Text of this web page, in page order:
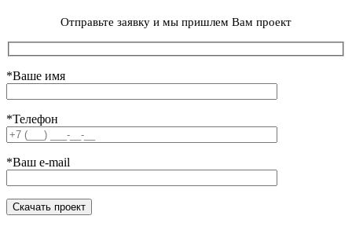
Отправьте заявку и мы пришлем Вам проект
*Ваше имя
*Телефон
*Ваш e-mail